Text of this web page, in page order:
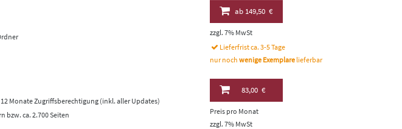
ab149,50 €
zzgl. 7% MwSt
Lieferfrist ca. 3-5 Tage
nur nochwenige Exemplare lieferbar
Monate Zugriffsberechtigung (inkl. aller Updates)
bzw. ca. 2.700 Seiten
83,00 €
Preis pro Monat
zzgl. 7% MwSt